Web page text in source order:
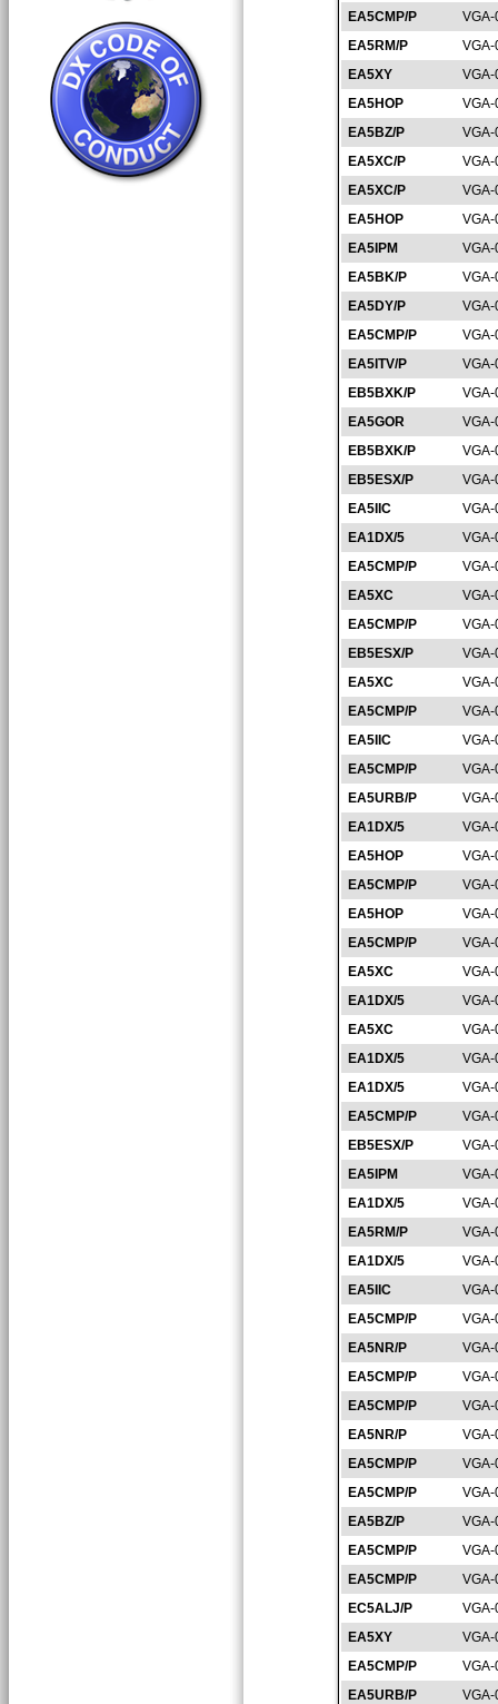
EA5CMP/P
EA5RM/P
EA5XY
EA5HOP
EA5BZ/P
EA5XC/P
EA5XC/P
EA5HOP
EA5IPM
EA5BK/P
EA5DY/P
EA5CMP/P
EA5ITV/P
EB5BXK/P
EA5GOR
EB5BXK/P
EB5ESX/P
EA5IIC
EA1DX/5
EA5CMP/P
EA5XC
EA5CMP/P
EB5ESX/P
EA5XC
EA5CMP/P
EA5IIC
EA5CMP/P
EA5URB/P
EA1DX/5
EA5HOP
EA5CMP/P
EA5HOP
EA5CMP/P
EA5XC
EA1DX/5
EA5XC
EA1DX/5
EA1DX/5
EA5CMP/P
EB5ESX/P
EA5IPM
EA1DX/5
EA5RM/P
EA1DX/5
EA5IIC
EA5CMP/P
EA5NR/P
EA5CMP/P
EA5CMP/P
EA5NR/P
EA5CMP/P
EA5CMP/P
EA5BZ/P
EA5CMP/P
EA5CMP/P
EC5ALJ/P
EA5XY
EA5CMP/P
EA5URB/P